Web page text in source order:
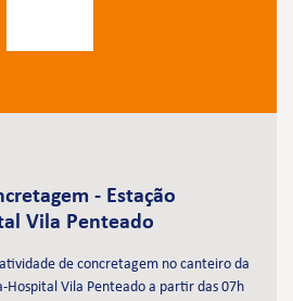
- Estação
Vila Penteado
de concretagem no canteiro da
Vila Penteado a partir das 07h